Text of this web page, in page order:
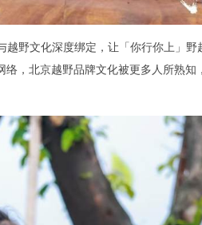
野文化深度绑定，让「你行你上」野
，北京越野品牌文化被更多人所熟知